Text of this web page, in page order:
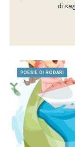
di
POESIE DI RODARI